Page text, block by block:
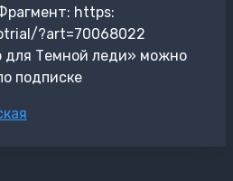
https:
?art=70068022
для Темной леди» можно
подписке